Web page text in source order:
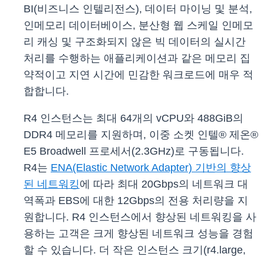
BI(비즈니스 인텔리전스), 데이터 마이닝 및 분석,
인메모리 데이터베이스, 분산형 웹 스케일 인메모
리 캐싱 및 구조화되지 않은 빅 데이터의 실시간
처리를 수행하는 애플리케이션과 같은 메모리 집
약적이고 지연 시간에 민감한 워크로드에 매우 적
합합니다.
R4 인스턴스는 최대 64개의 vCPU와 488GiB의
DDR4 메모리를 지원하며, 이중 소켓 인텔® 제온®
E5 Broadwell 프로세서(2.3GHz)로 구동됩니다.
R4는 ENA(Elastic Network Adapter) 기반의 향상
된 네트워킹에 따라 최대 20Gbps의 네트워크 대
역폭과 EBS에 대한 12Gbps의 전용 처리량을 지
원합니다. R4 인스턴스에서 향상된 네트워킹을 사
용하는 고객은 크게 향상된 네트워크 성능을 경험
할 수 있습니다. 더 작은 인스턴스 크기(r4.large,